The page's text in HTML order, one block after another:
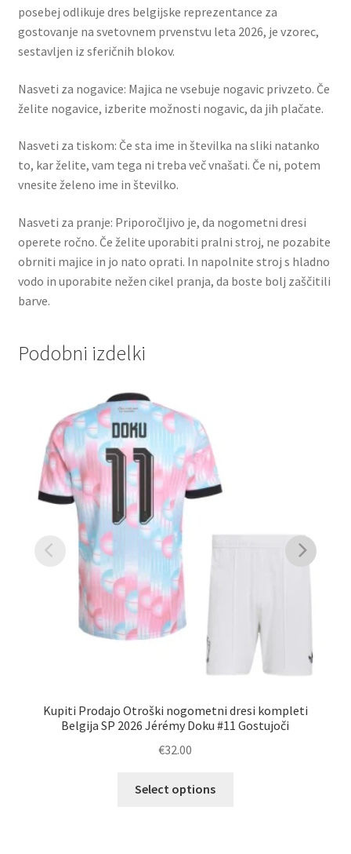
posebej odlikuje dres belgijske reprezentance za
gostovanje na svetovnem prvenstvu leta 2026, je vzorec,
sestavljen iz sferičnih blokov.
Nasveti za nogavice: Majica ne vsebuje nogavic privzeto. Če
želite nogavice, izberite možnosti nogavic, da jih plačate.
Nasveti za tiskom: Če sta ime in številka na sliki natanko
to, kar želite, vam tega ni treba več vnašati. Če ni, potem
vnesite želeno ime in številko.
Nasveti za pranje: Priporočljivo je, da nogometni dresi
operete ročno. Če želite uporabiti pralni stroj, ne pozabite
obrniti majice in jo nato oprati. In napolnite stroj s hladno
vodo in uporabite nežen cikel pranja, da boste bolj zaščitili
barve.
Podobni izdelki
Kupiti Prodajo Otroški nogometni dresi kompleti
Belgija SP 2026 Jérémy Doku #11 Gostujoči
€32.00
Select options